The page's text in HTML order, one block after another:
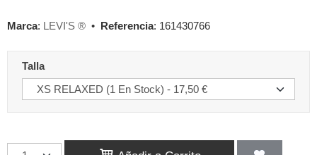
Marca: LEVI'S ® • Referencia: 161430766
Talla